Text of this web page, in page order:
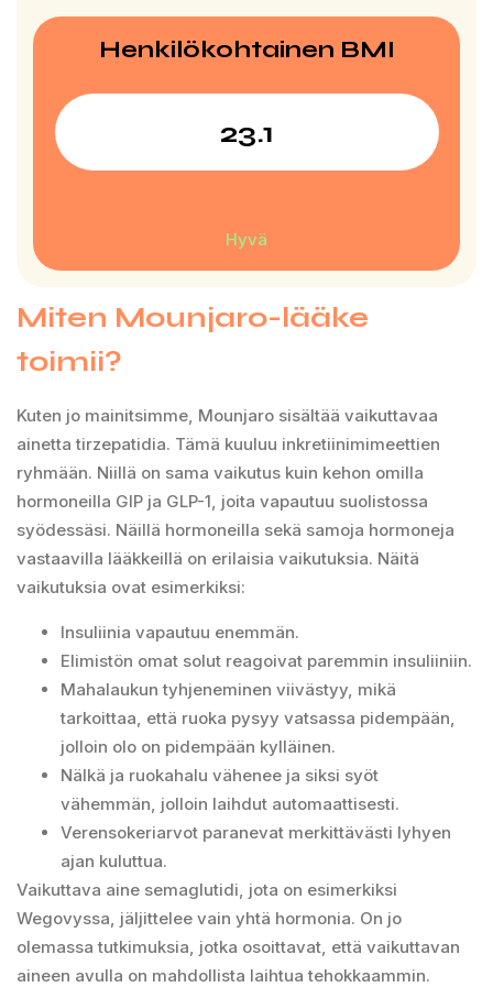
Henkilökohtainen BMI
Hyvä
Miten Mounjaro-lääke
toimii?
Kuten jo mainitsimme, Mounjaro sisältää vaikuttavaa
ainetta tirzepatidia. Tämä kuuluu inkretiinimimeettien
ryhmään. Niillä on sama vaikutus kuin kehon omilla
hormoneilla GIP ja GLP-1, joita vapautuu suolistossa
syödessäsi. Näillä hormoneilla sekä samoja hormoneja
vastaavilla lääkkeillä on erilaisia vaikutuksia. Näitä
vaikutuksia ovat esimerkiksi:
Insuliinia vapautuu enemmän.
Elimistön omat solut reagoivat paremmin insuliiniin.
Mahalaukun tyhjeneminen viivästyy, mikä
tarkoittaa, että ruoka pysyy vatsassa pidempään,
jolloin olo on pidempään kylläinen.
Nälkä ja ruokahalu vähenee ja siksi syöt
vähemmän, jolloin laihdut automaattisesti.
Verensokeriarvot paranevat merkittävästi lyhyen
ajan kuluttua.
Vaikuttava aine semaglutidi, jota on esimerkiksi
Wegovyssa, jäljittelee vain yhtä hormonia. On jo
olemassa tutkimuksia, jotka osoittavat, että vaikuttavan
aineen avulla on mahdollista laihtua tehokkaammin.